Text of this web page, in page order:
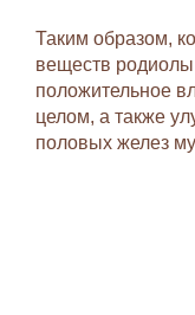
Таким образом,
веществ
положительное
целом, а также
половых желез